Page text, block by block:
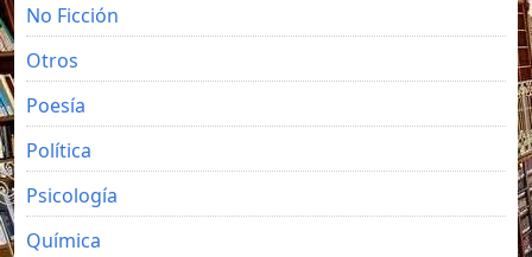
No Ficción
Otros
Poesía
Política
Psicología
Química